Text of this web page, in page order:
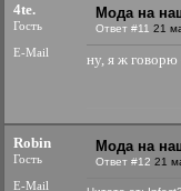
4te.
Гость
E-Mail
Мода на
Ответ #11 21
ну, я ж говорю
Robin
Гость
E-Mail
Мода на
Ответ #12 21